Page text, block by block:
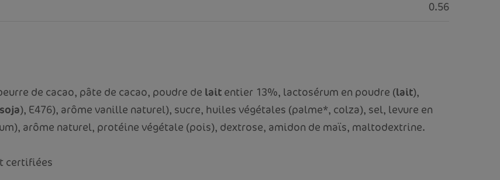
0.56
de cacao, pâte de cacao, poudre de lait entier 13%, lactosérum en poudre (lait),
soja), E476), arôme vanille naturel), sucre, huiles végétales (palme*, colza), sel, levure en
arôme naturel, protéine végétale (pois), dextrose, amidon de maïs, maltodextrine.
certifiées